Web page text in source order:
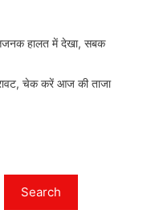
हालत में देखा, सबक
चेक करें आज की ताजा
Search